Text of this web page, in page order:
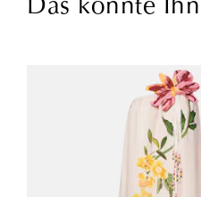
Das könnte